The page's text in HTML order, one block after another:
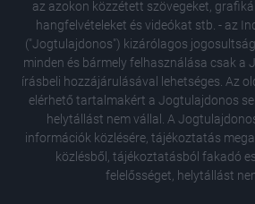
az azokon közzétett szövegeket,
hangfelvételeket és videókat stb. - az
("Jogtulajdonos") kizárólagos
minden és bármely felhasználása csak a
írásbeli hozzájárulásával lehetséges. Az
elérhető tartalmakért a Jogtulajdonos
helytállást nem vállal. A
információk közlésére, tájékoztatás
közlésből, tájékoztatásból fakadó
felelősséget, helytállást